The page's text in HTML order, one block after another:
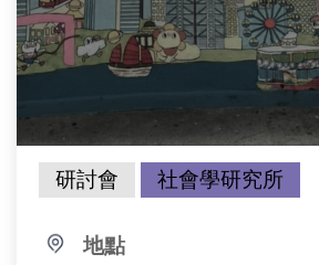
研討會 社會學研究所
地點